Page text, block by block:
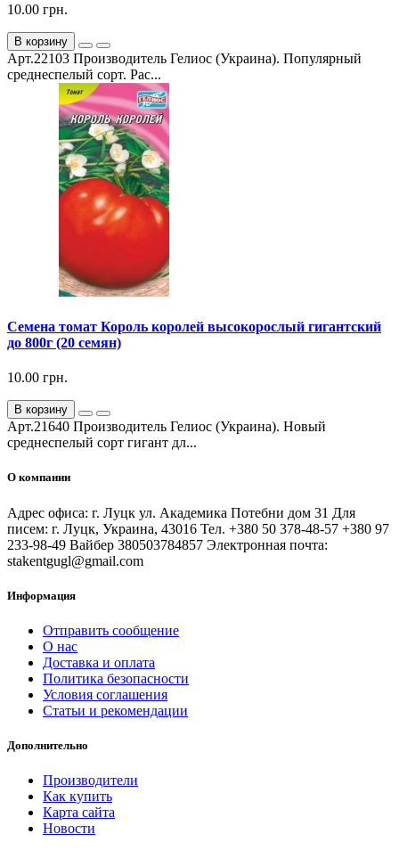
10.00 грн.
В корзину
Арт.22103 Производитель Гелиос (Украина). Популярный
среднеспелый сорт. Рас...
Семена томат Король королей высокорослый гигантский
до 800г (20 семян)
10.00 грн.
В корзину
Арт.21640 Производитель Гелиос (Украина). Новый
среднеспелый сорт гигант дл...
О компании
Адрес офиса: г. Луцк ул. Академика Потебни дом 31 Для
писем: г. Луцк, Украина, 43016 Тел. +380 50 378-48-57 +380 97
233-98-49 Вайбер 380503784857 Электронная почта:
stakentgugl@gmail.com
Информация
Отправить сообщение
О нас
Доставка и оплата
Политика безопасности
Условия соглашения
Статьи и рекомендации
Дополнительно
Производители
Как купить
Карта сайта
Новости